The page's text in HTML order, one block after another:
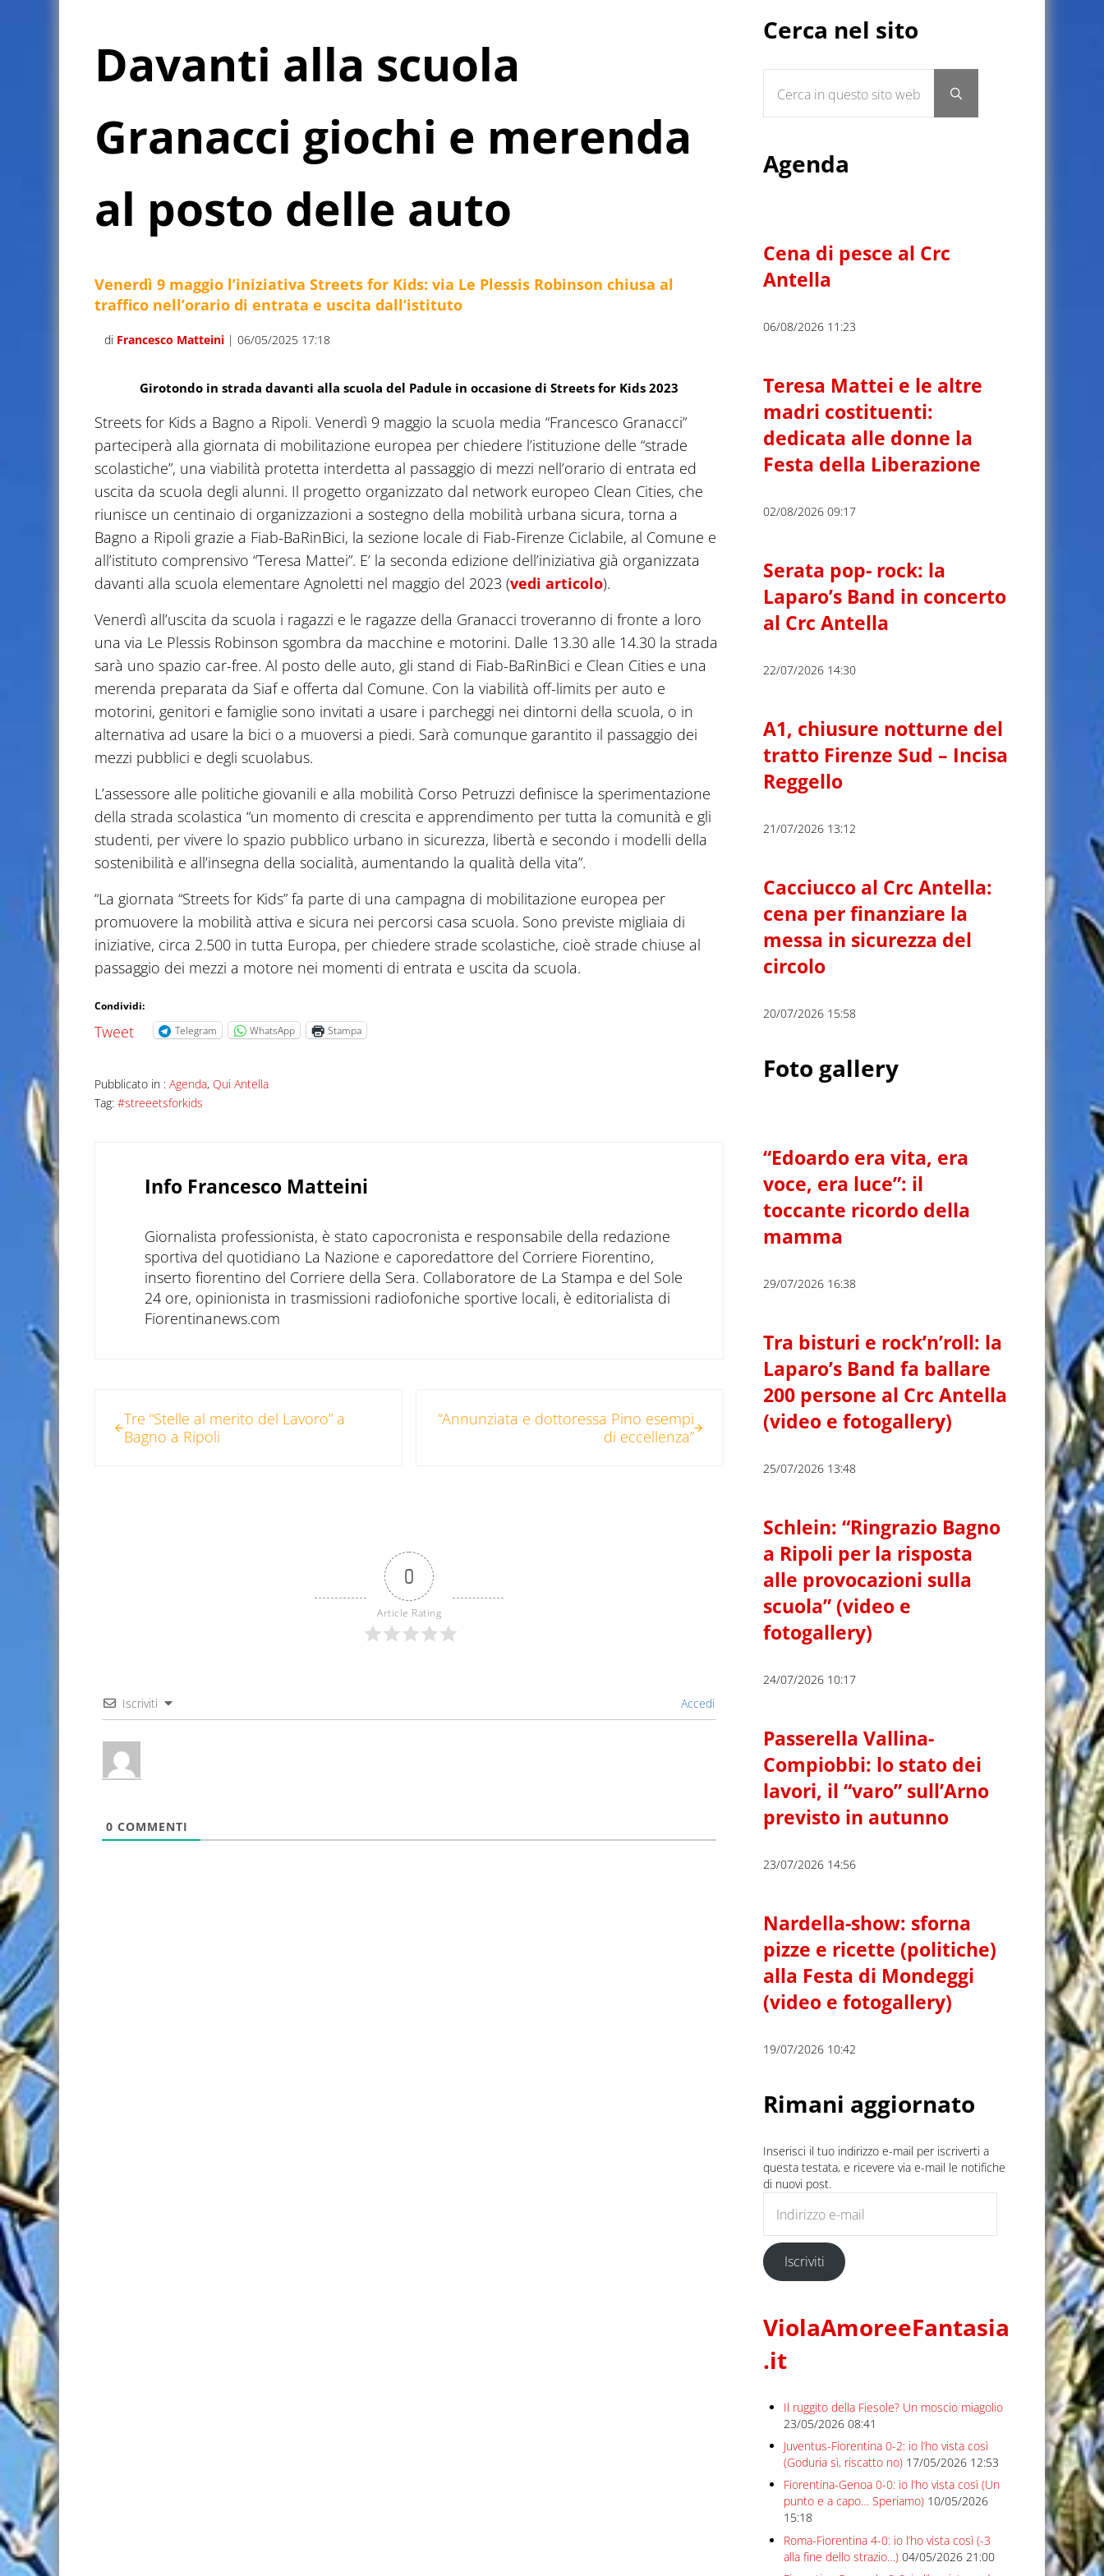
Davanti alla scuola
Granacci giochi e merenda
al posto delle auto
Venerdì 9 maggio l’iniziativa Streets for Kids: via Le Plessis Robinson chiusa al
traffico nell’orario di entrata e uscita dall’istituto
di Francesco Matteini | 06/05/2025 17:18
Girotondo in strada davanti alla scuola del Padule in occasione di Streets for Kids 2023
Streets for Kids a Bagno a Ripoli. Venerdì 9 maggio la scuola media “Francesco Granacci”
parteciperà alla giornata di mobilitazione europea per chiedere l’istituzione delle “strade
scolastiche”, una viabilità protetta interdetta al passaggio di mezzi nell’orario di entrata ed
uscita da scuola degli alunni. Il progetto organizzato dal network europeo Clean Cities, che
riunisce un centinaio di organizzazioni a sostegno della mobilità urbana sicura, torna a
Bagno a Ripoli grazie a Fiab-BaRinBici, la sezione locale di Fiab-Firenze Ciclabile, al Comune e
all’istituto comprensivo “Teresa Mattei”. E’ la seconda edizione dell’iniziativa già organizzata
davanti alla scuola elementare Agnoletti nel maggio del 2023 (vedi articolo).
Venerdì all’uscita da scuola i ragazzi e le ragazze della Granacci troveranno di fronte a loro
una via Le Plessis Robinson sgombra da macchine e motorini. Dalle 13.30 alle 14.30 la strada
sarà uno spazio car-free. Al posto delle auto, gli stand di Fiab-BaRinBici e Clean Cities e una
merenda preparata da Siaf e offerta dal Comune. Con la viabilità off-limits per auto e
motorini, genitori e famiglie sono invitati a usare i parcheggi nei dintorni della scuola, o in
alternativa ad usare la bici o a muoversi a piedi. Sarà comunque garantito il passaggio dei
mezzi pubblici e degli scuolabus.
L’assessore alle politiche giovanili e alla mobilità Corso Petruzzi definisce la sperimentazione
della strada scolastica “un momento di crescita e apprendimento per tutta la comunità e gli
studenti, per vivere lo spazio pubblico urbano in sicurezza, libertà e secondo i modelli della
sostenibilità e all’insegna della socialità, aumentando la qualità della vita”.
“La giornata “Streets for Kids” fa parte di una campagna di mobilitazione europea per
promuovere la mobilità attiva e sicura nei percorsi casa scuola. Sono previste migliaia di
iniziative, circa 2.500 in tutta Europa, per chiedere strade scolastiche, cioè strade chiuse al
passaggio dei mezzi a motore nei momenti di entrata e uscita da scuola.
Condividi:
Tweet Telegram WhatsApp Stampa
Pubblicato in : Agenda, Qui Antella
Tag: #streeetsforkids
Info Francesco Matteini
Giornalista professionista, è stato capocronista e responsabile della redazione
sportiva del quotidiano La Nazione e caporedattore del Corriere Fiorentino,
inserto fiorentino del Corriere della Sera. Collaboratore de La Stampa e del Sole
24 ore, opinionista in trasmissioni radiofoniche sportive locali, è editorialista di
Fiorentinanews.com
Tre “Stelle al merito del Lavoro” a
Bagno a Ripoli
“Annunziata e dottoressa Pino esempi
di eccellenza”
0
Article Rating
Iscriviti Accedi
0 COMMENTI
Cerca nel sito
Submit search
Agenda
Cena di pesce al Crc
Antella
06/08/2026 11:23
Teresa Mattei e le altre
madri costituenti:
dedicata alle donne la
Festa della Liberazione
02/08/2026 09:17
Serata pop- rock: la
Laparo’s Band in concerto
al Crc Antella
22/07/2026 14:30
A1, chiusure notturne del
tratto Firenze Sud – Incisa
Reggello
21/07/2026 13:12
Cacciucco al Crc Antella:
cena per finanziare la
messa in sicurezza del
circolo
20/07/2026 15:58
Foto gallery
“Edoardo era vita, era
voce, era luce”: il
toccante ricordo della
mamma
29/07/2026 16:38
Tra bisturi e rock’n’roll: la
Laparo’s Band fa ballare
200 persone al Crc Antella
(video e fotogallery)
25/07/2026 13:48
Schlein: “Ringrazio Bagno
a Ripoli per la risposta
alle provocazioni sulla
scuola” (video e
fotogallery)
24/07/2026 10:17
Passerella Vallina-
Compiobbi: lo stato dei
lavori, il “varo” sull’Arno
previsto in autunno
23/07/2026 14:56
Nardella-show: sforna
pizze e ricette (politiche)
alla Festa di Mondeggi
(video e fotogallery)
19/07/2026 10:42
Rimani aggiornato
Inserisci il tuo indirizzo e-mail per iscriverti a
questa testata, e ricevere via e-mail le notifiche
di nuovi post.
Iscriviti
ViolaAmoreeFantasia
.it
Il ruggito della Fiesole? Un moscio miagolio
23/05/2026 08:41
Juventus-Fiorentina 0-2: io l’ho vista così
(Goduria sì, riscatto no) 17/05/2026 12:53
Fiorentina-Genoa 0-0: io l’ho vista così (Un
punto e a capo… Speriamo) 10/05/2026
15:18
Roma-Fiorentina 4-0: io l’ho vista così (-3
alla fine dello strazio…) 04/05/2026 21:00